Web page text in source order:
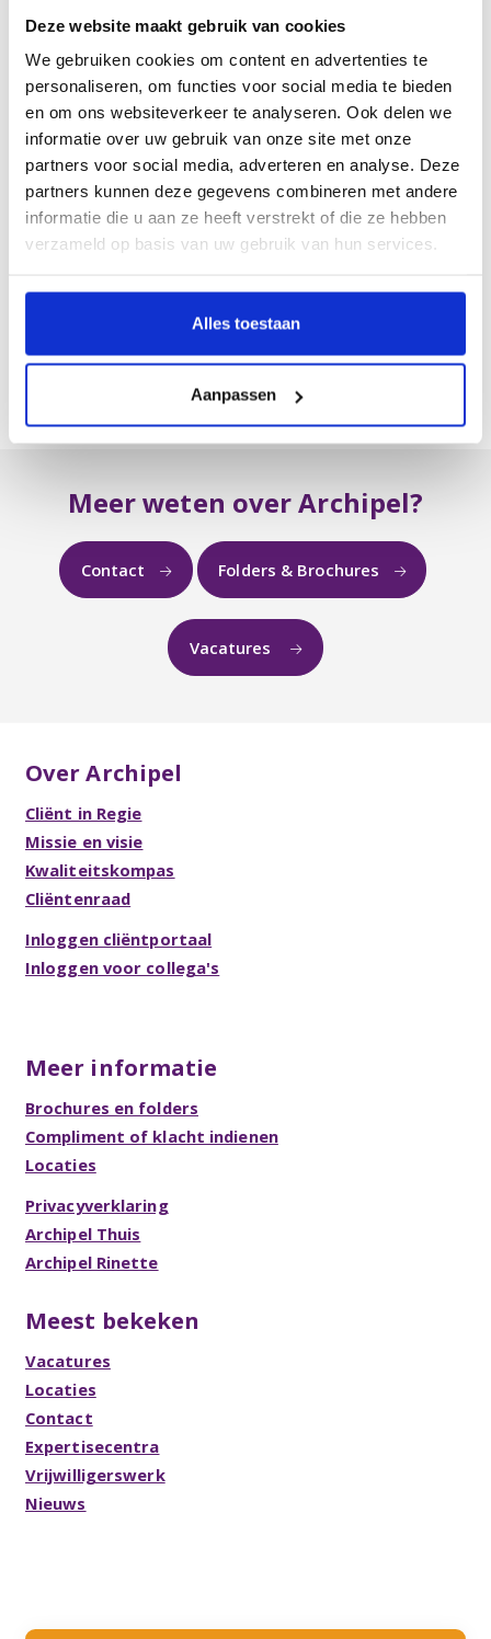
Deze website maakt gebruik van cookies
We gebruiken cookies om content en advertenties te
personaliseren, om functies voor social media te bieden
en om ons websiteverkeer te analyseren. Ook delen we
informatie over uw gebruik van onze site met onze
partners voor social media, adverteren en analyse. Deze
partners kunnen deze gegevens combineren met andere
informatie die u aan ze heeft verstrekt of die ze hebben
verzameld op basis van uw gebruik van hun services.
Alles toestaan
Aanpassen
Ondernemingsraad
Vrijwilligersraad Archipel
Complimenten en Klachten
Wet zorg en dwang
Cliëntenraad
Verantwoording
Contractering zorgverzekeraars
Meer weten over Archipel?
Contact Folders & Brochures
Vacatures
Over Archipel
Cliënt in Regie
Missie en visie
Kwaliteitskompas
Cliëntenraad
Inloggen cliëntportaal
Inloggen voor collega's
Meer informatie
Brochures en folders
Compliment of klacht indienen
Locaties
Privacyverklaring
Archipel Thuis
Archipel Rinette
Meest bekeken
Vacatures
Locaties
Contact
Expertisecentra
Vrijwilligerswerk
Nieuws